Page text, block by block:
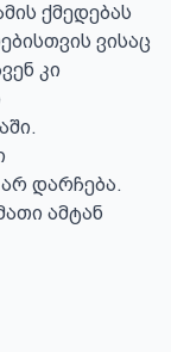
ქმედებას
ვისაც
კი
დარჩება.
ამტან